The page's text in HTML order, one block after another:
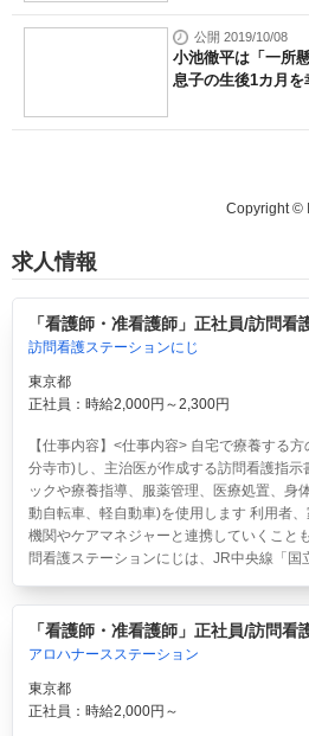
公開 2019/10/08
小池徹平は「一所
息子の生後1カ月
Copyright ©
求人情報
「看護師・准看護師」正社員/訪問看
訪問看護ステーションにじ
東京都
正社員：時給2,000円～2,300円
【仕事内容】<仕事内容> 自宅で療養する
分寺市)し、主治医が作成する訪問看護指
ックや療養指導、服薬管理、医療処置、身
動自転車、軽自動車)を使用します 利用者
機関やケアマネジャーと連携していくこと
問看護ステーションにじは、JR中央線「国
「看護師・准看護師」正社員/訪問看
アロハナースステーション
東京都
正社員：時給2,000円～